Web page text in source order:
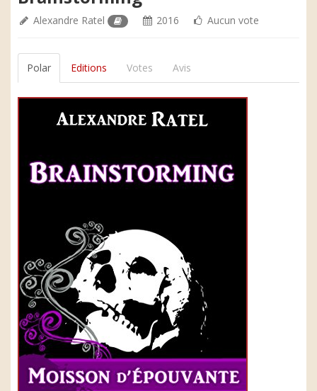
Alexandre Ratel 2016 Aucun vote
Polar Editions Votes Avis